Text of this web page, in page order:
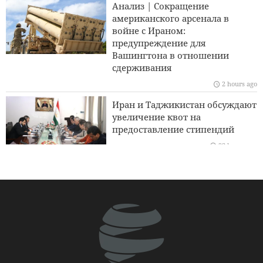
Генерал Акраминия: Иранская армия полностью готова
Как происходит распад коалиции Трампа?
Развитие научного, исследовательского и культурного
сотрудничества между Ираном и Ираком
Трамп объявил о длительных тюремных сроках для
американских журналистов-разоблачителей
Анализ | Сокращение
американского арсенала в
войне с Ираном:
предупреждение для
Вашингтона в отношении
сдерживания
2 hours ago
Иран и Таджикистан обсуждают
увеличение квот на
предоставление стипендий
23 hours ago
пакистанского совместного